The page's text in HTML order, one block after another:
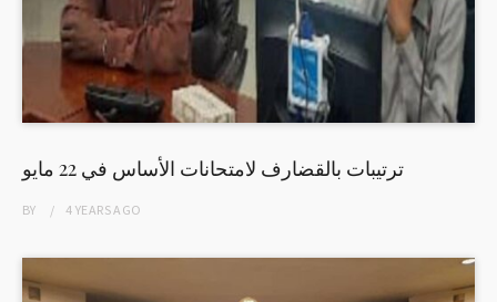
ترتيبات بالقضارف لامتحانات الأساس في 22 مايو
BY 4 YEARSAGO